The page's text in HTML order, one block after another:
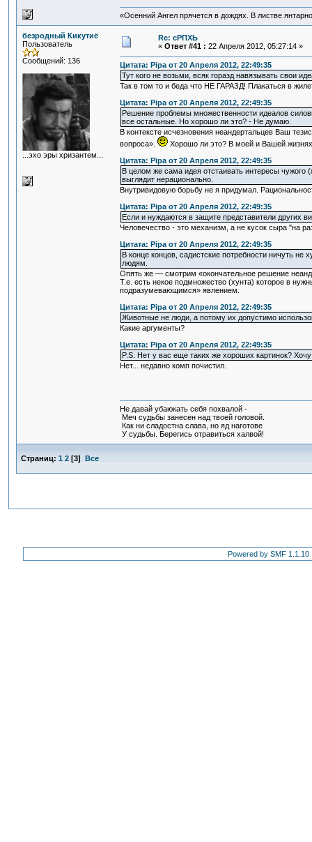
«Осенний Ангел прячется в дождях. В листве
безродный Кикутиё
Пользователь
Сообщений: 136
...эхо эры хризантем...
Re: сРПХЬ
« Ответ #41 : 22 Апреля 2012, 05:27:14 »
Цитата: Pipa от 20 Апреля 2012, 22:49:35
Тут кого не возьми, всяк горазд навязывать свои
Так в том то и беда что НЕ ГАРАЗД! Плакаться в
Цитата: Pipa от 20 Апреля 2012, 22:49:35
Решение проблемы множественности идеалов
все остальные. Но хорошо ли это? - Не думаю.
В контексте исчезновения неандертальцев Ваш
вопроса».
Хорошо ли это? В моей и Вашей
Цитата: Pipa от 20 Апреля 2012, 22:49:35
В целом же сама идея отстаивать интересы чужого
выглядит нерационально.
Внутривидовую борьбу не я придумал.
Цитата: Pipa от 20 Апреля 2012, 22:49:35
Если и нуждаются в защите представители других
Человечество - это механизм, а не кусок сыра "на
Цитата: Pipa от 20 Апреля 2012, 22:49:35
В конце концов, садистские потребности ничуть
людям.
Опять же — смотрим «окончательное решение
Т.е. есть некое подмножество (хунта) которое в
подразумевающимся» явлением.
Цитата: Pipa от 20 Апреля 2012, 22:49:35
Животные не люди, а потому их допустимо
Какие аргументы?
Цитата: Pipa от 20 Апреля 2012, 22:49:35
P.S. Нет у вас еще таких же хороших картинок?
Нет... недавно комп почистил.
Не давай убаюкать себя похвалой -
Меч судьбы занесен над твоей головой.
Как ни сладостна слава, но яд наготове
У судьбы. Берегись отравиться халвой!
Страниц: 1 2[3] Все
Powered by SMF 1.1.10